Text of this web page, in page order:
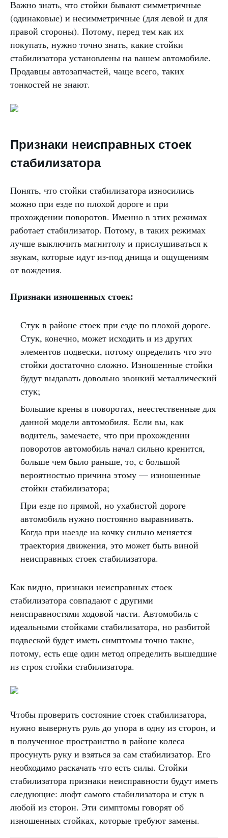
Важно знать, что стойки бывают симметричные
(одинаковые) и несимметричные (для левой и для
правой стороны). Потому, перед тем как их
покупать, нужно точно знать, какие стойки
стабилизатора установлены на вашем автомобиле.
Продавцы автозапчастей, чаще всего, таких
тонкостей не знают.
Признаки неисправных стоек
стабилизатора
Понять, что стойки стабилизатора износились
можно при езде по плохой дороге и при
прохождении поворотов. Именно в этих режимах
работает стабилизатор. Потому, в таких режимах
лучше выключить магнитолу и прислушиваться к
звукам, которые идут из-под днища и ощущениям
от вождения.
Признаки изношенных стоек:
Стук в районе стоек при езде по плохой дороге.
Стук, конечно, может исходить и из других
элементов подвески, потому определить что это
стойки достаточно сложно. Изношенные стойки
будут выдавать довольно звонкий металлический
стук;
Большие крены в поворотах, неестественные для
данной модели автомобиля. Если вы, как
водитель, замечаете, что при прохождении
поворотов автомобиль начал сильно кренится,
больше чем было раньше, то, с большой
вероятностью причина этому — изношенные
стойки стабилизатора;
При езде по прямой, но ухабистой дороге
автомобиль нужно постоянно выравнивать.
Когда при наезде на кочку сильно меняется
траектория движения, это может быть виной
неисправных стоек стабилизатора.
Как видно, признаки неисправных стоек
стабилизатора совпадают с другими
неисправностями ходовой части. Автомобиль с
идеальными стойками стабилизатора, но разбитой
подвеской будет иметь симптомы точно такие,
потому, есть еще один метод определить вышедшие
из строя стойки стабилизатора.
Чтобы проверить состояние стоек стабилизатора,
нужно вывернуть руль до упора в одну из сторон, и
в полученное пространство в районе колеса
просунуть руку и взяться за сам стабилизатор. Его
необходимо раскачать что есть силы. Стойки
стабилизатора признаки неисправности будут иметь
следующие: люфт самого стабилизатора и стук в
любой из сторон. Эти симптомы говорят об
изношенных стойках, которые требуют замены.